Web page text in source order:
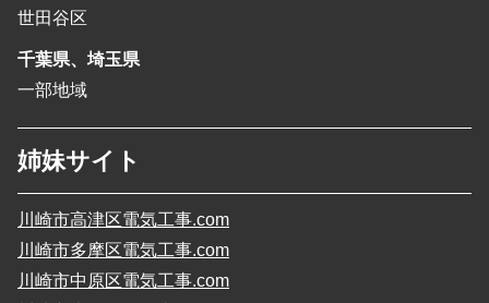
世田谷区
千葉県、埼玉県
一部地域
姉妹サイト
川崎市高津区電気工事.com
川崎市多摩区電気工事.com
川崎市中原区電気工事.com